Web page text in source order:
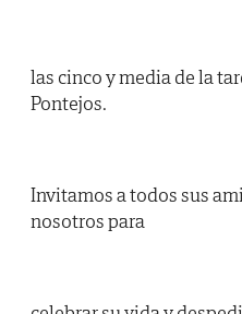
las cinco y media de la
Pontejos.
Invitamos a todos sus
nosotros para